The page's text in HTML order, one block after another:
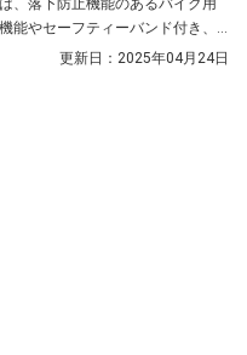
、落下防止機能のあるバイク用
能やセーフティーバンド付き、
、あると安心の落ちない対策に
更新日： 2025年04月24日